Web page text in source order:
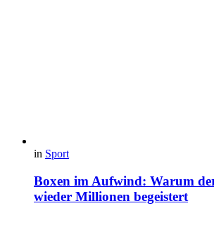
in Sport
Boxen im Aufwind: Warum
wieder Millionen begeistert